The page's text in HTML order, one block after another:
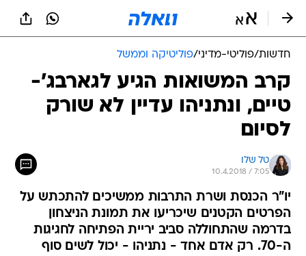
חדשות/פוליטי-מדיני/פוליטיקה וממשל
קרב המשואות הגיע לגארבג'-
טיים, ונתניהו עדיין לא שורק
לסיום
טל שלו
10.4.2018 / 7:05
יו"ר הכנסת ושרת התרבות ממשיכים להתכתש על
הפרטים הקטנים שיכריעו את תמונת הניצחון
בדרמה שהתחוללה סביב יריית הפתיחה לחגיגות
ה-70. רק אדם אחד - נתניהו - יכול לשים סוף